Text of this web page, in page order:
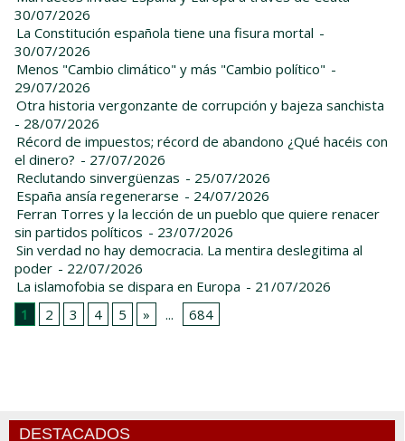
30/07/2026
La Constitución española tiene una fisura mortal -
30/07/2026
Menos "Cambio climático" y más "Cambio político" -
29/07/2026
Otra historia vergonzante de corrupción y bajeza sanchista
- 28/07/2026
Récord de impuestos; récord de abandono ¿Qué hacéis con
el dinero? - 27/07/2026
Reclutando sinvergüenzas - 25/07/2026
España ansía regenerarse - 24/07/2026
Ferran Torres y la lección de un pueblo que quiere renacer
sin partidos políticos - 23/07/2026
Sin verdad no hay democracia. La mentira deslegitima al
poder - 22/07/2026
La islamofobia se dispara en Europa - 21/07/2026
1
2 3 4 5 » ... 684
DESTACADOS